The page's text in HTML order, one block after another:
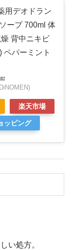
用デオドラン
ープ 700ml 体
背中ニキビ
ペパーミント
楽天市場
ッピング
い処方。